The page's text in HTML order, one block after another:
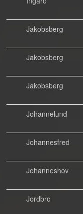
Jakobsberg
Jakobsberg
Jakobsberg
Johannelund
Johannesfred
Johanneshov
Jordbro